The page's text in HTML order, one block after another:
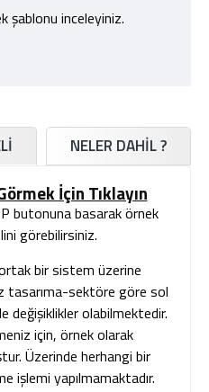
şablonu inceleyiniz.
NELER DAHIL ?
İçin Tıklayın
butonuna basarak örnek
görebilirsiniz.
bir sistem üzerine
tasarıma-sektöre göre sol
değişiklikler olabilmektedir.
için, örnek olarak
Üzerinde herhangi bir
işlemi yapılmamaktadır.